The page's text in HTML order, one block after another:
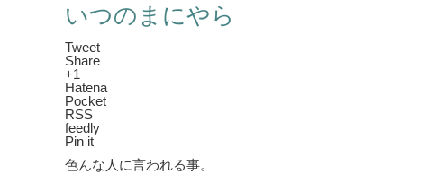
いつのまにやら
Tweet
Share
+1
Hatena
Pocket
RSS
feedly
Pin it
色んな人に言われる事。